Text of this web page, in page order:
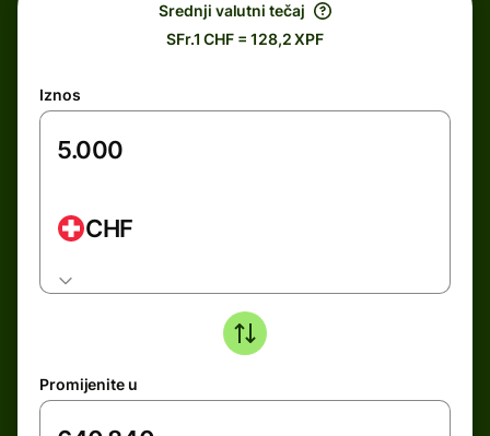
Srednji valutni tečaj
SFr.1 CHF = 128,2 XPF
Iznos
CHF
Promijenite u